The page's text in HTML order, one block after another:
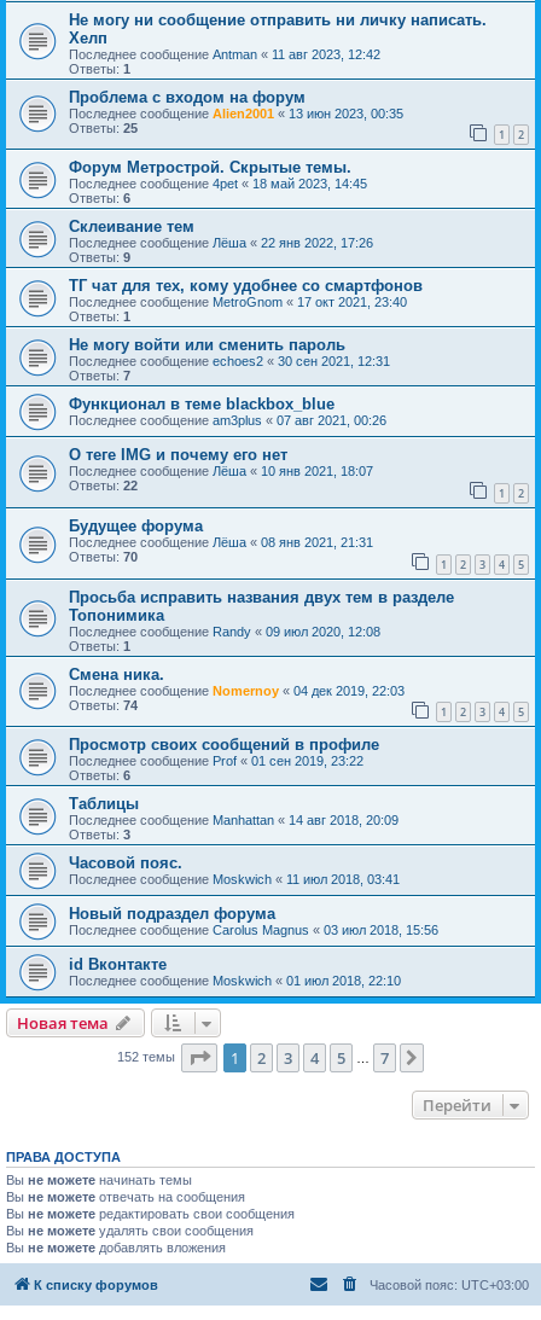
Не могу ни сообщение отправить ни личку написать.
Хелп
Последнее сообщение Antman « 11 авг 2023, 12:42
Ответы: 1
Проблема с входом на форум
Последнее сообщение Alien2001 « 13 июн 2023, 00:35
Ответы: 25 1 2
Форум Метрострой. Скрытые темы.
Последнее сообщение 4pet « 18 май 2023, 14:45
Ответы: 6
Склеивание тем
Последнее сообщение Лёша « 22 янв 2022, 17:26
Ответы: 9
ТГ чат для тех, кому удобнее со смартфонов
Последнее сообщение MetroGnom « 17 окт 2021, 23:40
Ответы: 1
Не могу войти или сменить пароль
Последнее сообщение echoes2 « 30 сен 2021, 12:31
Ответы: 7
Функционал в теме blackbox_blue
Последнее сообщение am3plus « 07 авг 2021, 00:26
О теге IMG и почему его нет
Последнее сообщение Лёша « 10 янв 2021, 18:07
Ответы: 22 1 2
Будущее форума
Последнее сообщение Лёша « 08 янв 2021, 21:31
Ответы: 70 1 2 3 4 5
Просьба исправить названия двух тем в разделе
Топонимика
Последнее сообщение Randy « 09 июл 2020, 12:08
Ответы: 1
Смена ника.
Последнее сообщение Nomernoy « 04 дек 2019, 22:03
Ответы: 74 1 2 3 4 5
Просмотр своих сообщений в профиле
Последнее сообщение Prof « 01 сен 2019, 23:22
Ответы: 6
Таблицы
Последнее сообщение Manhattan « 14 авг 2018, 20:09
Ответы: 3
Часовой пояс.
Последнее сообщение Moskwich « 11 июл 2018, 03:41
Новый подраздел форума
Последнее сообщение Carolus Magnus « 03 июл 2018, 15:56
id Вконтакте
Последнее сообщение Moskwich « 01 июл 2018, 22:10
Новая тема
152 темы Страница из
1 2 3 4 5 7
Перейти
ПРАВА ДОСТУПА
Вы не можете начинать темы
Вы не можете отвечать на сообщения
Вы не можете редактировать свои сообщения
Вы не можете удалять свои сообщения
Вы не можете добавлять вложения
К списку форумов Часовой пояс: UTC+03:00